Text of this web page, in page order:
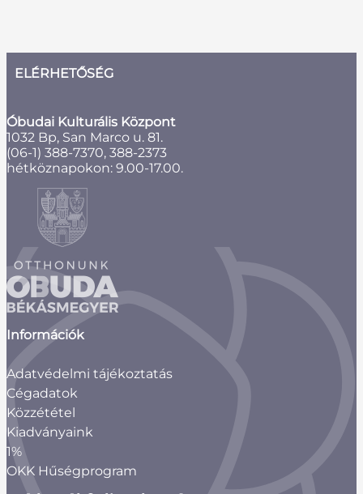
ELÉRHETŐSÉG
Óbudai Kulturális Központ
1032 Bp, San Marco u. 81.
(06-1) 388-7370, 388-2373
hétköznapokon: 9.00-17.00.
Információk
Adatvédelmi tájékoztatás
Cégadatok
Közzététel
Kiadványaink
1%
OKK Hűségprogram